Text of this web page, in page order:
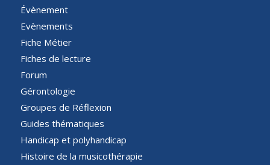
Évènement
Evènements
Fiche Métier
Fiches de lecture
Forum
Gérontologie
Groupes de Réflexion
Guides thématiques
Handicap et polyhandicap
Histoire de la musicothérapie